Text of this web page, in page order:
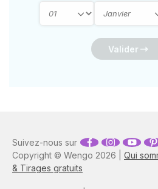
Valider
Copyright © Wengo 2026 | Qui
& Tirages gratuits
Suivez-nous sur